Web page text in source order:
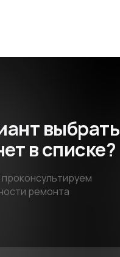
выбрать
в списке?
ремонта